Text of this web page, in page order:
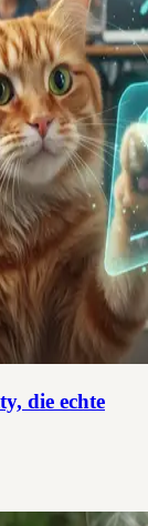
die echte